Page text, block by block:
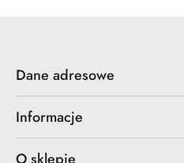
Dane adresowe
Informacje